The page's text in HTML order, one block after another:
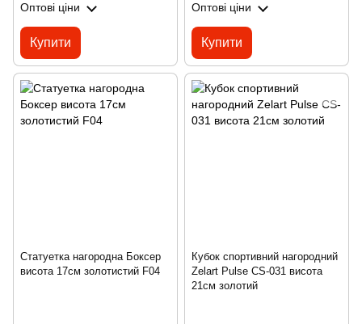
Оптові ціни
Купити
Оптові ціни
Купити
Статуетка нагородна Боксер
висота 17см золотистий F04
Кубок спортивний нагородний
Zelart Pulse CS-031 висота
21см золотий